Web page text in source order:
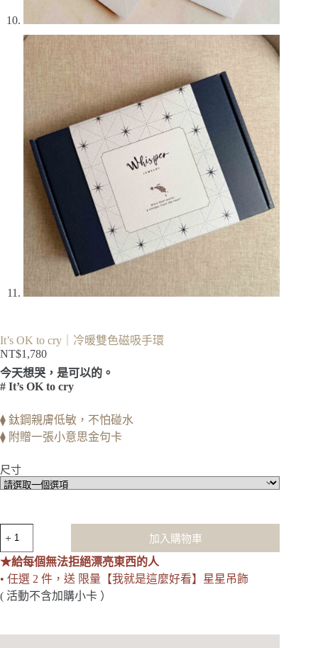
It’s OK to cry｜冷暖雙色磁吸手環
NT$1,780
今天想哭，是可以的。
# It’s OK to cry
⧫ 鈦鋼親膚低敏，不怕碰水
⧫ 附贈一張小意思金句卡
尺寸
OK
to
cry
｜
冷
加入購物車
★給每個無法拒絕漂亮東西的人
• 任選 2 件，送 限量【我就是這麼好看】星星吊飾
( 活動不含加購小卡 ）